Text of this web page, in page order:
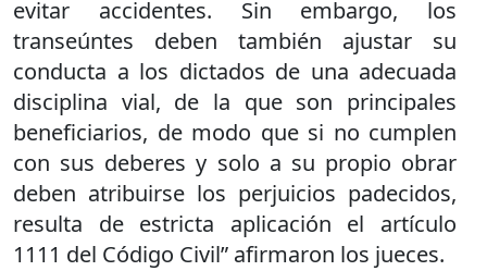
evitar accidentes. Sin embargo, los
transeúntes deben también ajustar su
conducta a los dictados de una adecuada
disciplina vial, de la que son principales
beneficiarios, de modo que si no cumplen
con sus deberes y solo a su propio obrar
deben atribuirse los perjuicios padecidos,
resulta de estricta aplicación el artículo
1111 del Código Civil” afirmaron los jueces.